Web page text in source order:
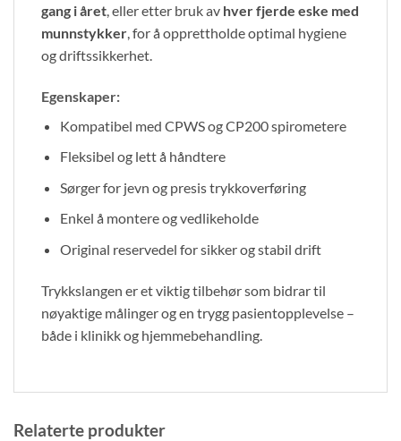
gang i året, eller etter bruk av hver fjerde eske med
munnstykker, for å opprettholde optimal hygiene
og driftssikkerhet.
Egenskaper:
Kompatibel med CPWS og CP200 spirometere
Fleksibel og lett å håndtere
Sørger for jevn og presis trykkoverføring
Enkel å montere og vedlikeholde
Original reservedel for sikker og stabil drift
Trykkslangen er et viktig tilbehør som bidrar til
nøyaktige målinger og en trygg pasientopplevelse –
både i klinikk og hjemmebehandling.
Relaterte produkter